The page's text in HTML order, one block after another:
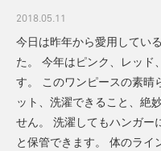
2018.05.11
今日は昨年から愛用してい
た。 今年はピンク、レッド
す。 このワンピースの素晴
ット、洗濯できること、絶
せん。 洗濯してもハンガー
と保管できます。 体のライ